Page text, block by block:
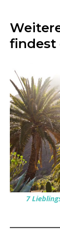
findest
7